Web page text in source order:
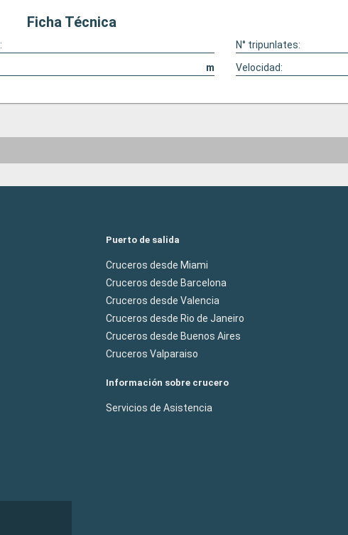
Ficha Técnica
N° tripunlates:
m Velocidad:
Puerto de salida
Cruceros desde Miami
Cruceros desde Barcelona
Cruceros desde Valencia
Cruceros desde Rio de Janeiro
Cruceros desde Buenos Aires
Cruceros Valparaiso
Información sobre crucero
Servicios de Asistencia